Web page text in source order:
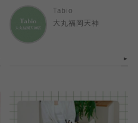
Tabio
大丸福岡天神